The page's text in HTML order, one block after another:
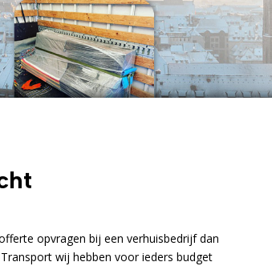
opvragen bij een verhuisbedrijf dan
wij hebben voor ieders budget